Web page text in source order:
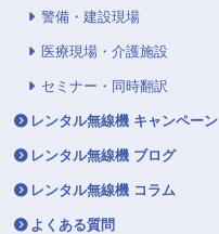
警備・建設現場
医療現場・介護施設
セミナー・同時翻訳
レンタル無線機 キャンペーン
レンタル無線機 ブログ
レンタル無線機 コラム
よくある質問